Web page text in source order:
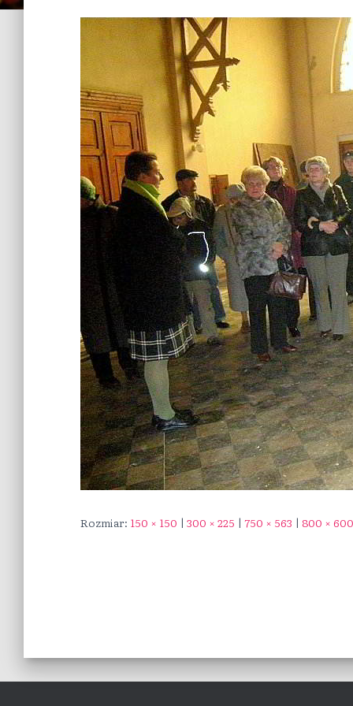
Rozmiar: 150 × 150 | 300 × 225 | 750 × 563 | 800 × 600